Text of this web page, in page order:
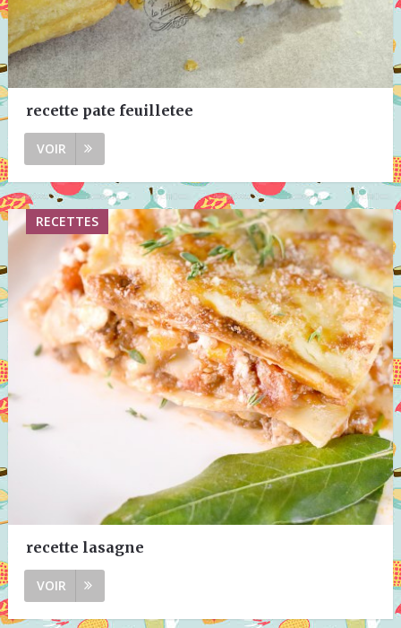
recette pate feuilletee
VOIR
RECETTES
recette lasagne
VOIR